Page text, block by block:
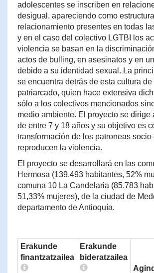
adolescentes se inscriben en
desigual, apareciendo como
relacionamiento presentes en todas
y en el caso del colectivo LGTBI los
violencia se basan en la
actos de bulling, en asesinatos y en
debido a su identidad sexual. La
se encuentra detrás de esta cultura de
patriarcado, quien hace extensiva
sólo a los colectivos mencionados
medio ambiente. El proyecto se dirige
de entre 7 y 18 años y su objetivo es
transformación de los patroneas
reproducen la violencia.
El proyecto se desarrollará en las
Hermosa (139.493 habitantes, 52%
comuna 10 La Candelaria (85.783
51,33% mujeres), de la ciudad de
departamento de Antioquía.
Erakunde
finantzatzailea
Erakunde
bideratzailea